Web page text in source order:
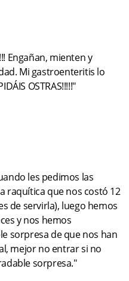
Engañan, mienten y
Mi gastroenteritis lo
OSTRAS!!!!!"
les pedimos las
raquítica que nos costó 12
de servirla), luego hemos
y nos hemos
sorpresa de que nos han
mejor no entrar si no
sorpresa."